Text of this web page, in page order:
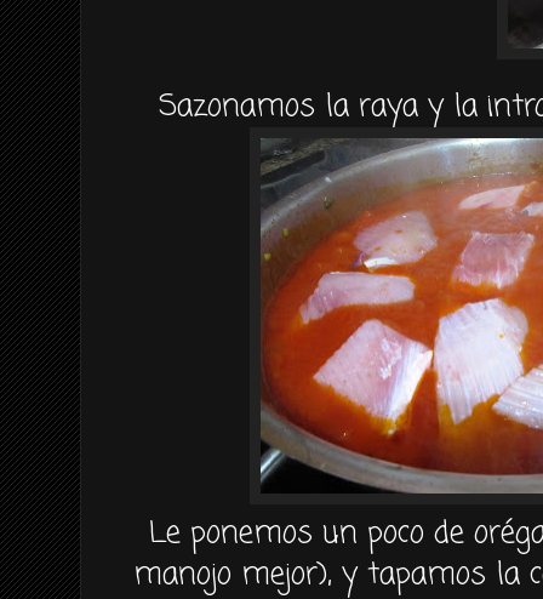
Sazonamos la raya y la
Le ponemos un poco de
manojo mejor), y tapamos la